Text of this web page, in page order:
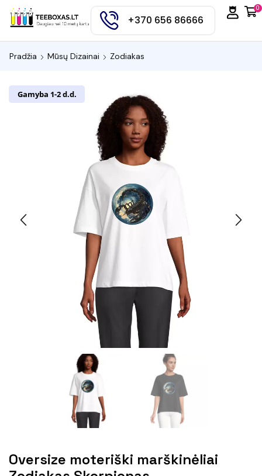
+370 656 86666
0
Pradžia Mūsų Dizainai Zodiakas
Gamyba 1-2 d.d.
Oversize moteriški marškinėliai